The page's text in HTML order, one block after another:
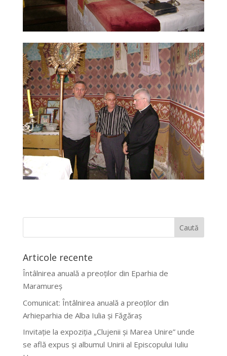
Articole recente
Întâlnirea anuală a preoților din Eparhia de
Maramureș
Comunicat: Întâlnirea anuală a preoților din
Arhieparhia de Alba Iulia și Făgăraș
Invitație la expoziția „Clujenii și Marea Unire” unde
se află expus și albumul Unirii al Episcopului Iuliu